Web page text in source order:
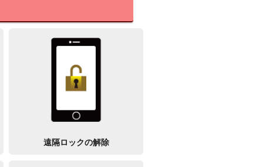
遠隔ロックの解除